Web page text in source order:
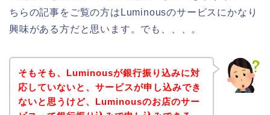
ちらの記事をご覧の方はLuminousのサービスにかなり
興味がある方だと思います。でも、、、。
そもそも、Luminousが銀行振り込みに対
応していないと、サービスが申し込みでき
ないと思うけど、Luminousのお店のサー